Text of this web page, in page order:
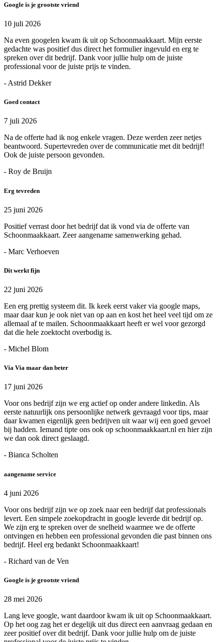
Google is je grootste vriend
10 juli 2026
Na even googelen kwam ik uit op Schoonmaakkaart. Mijn eerste
gedachte was positief dus direct het formulier ingevuld en erg te
spreken over dit bedrijf. Dank voor jullie hulp om de juiste
professional voor de juiste prijs te vinden.
- Astrid Dekker
Goed contact
7 juli 2026
Na de offerte had ik nog enkele vragen. Deze werden zeer netjes
beantwoord. Supertevreden over de communicatie met dit bedrijf!
Ook de juiste persoon gevonden.
- Roy de Bruijn
Erg tevreden
25 juni 2026
Positief verrast door het bedrijf dat ik vond via de offerte van
Schoonmaakkaart. Zeer aangename samenwerking gehad.
- Marc Verhoeven
Dit werkt fijn
22 juni 2026
Een erg prettig systeem dit. Ik keek eerst vaker via google maps,
maar daar kun je ook niet van op aan en kost het heel veel tijd om ze
allemaal af te mailen. Schoonmaakkaart heeft er wel voor gezorgd
dat die hele zoektocht overbodig is.
- Michel Blom
Via Via maar dan beter
17 juni 2026
Voor ons bedrijf zijn we erg actief op onder andere linkedin. Als
eerste natuurlijk ons persoonlijke netwerk gevraagd voor tips, maar
daar kwamen eigenlijk geen bedrijven uit waar wij een goed gevoel
bij hadden. Iemand tipte ons ook op schoonmaakkaart.nl en hier zijn
we dan ook direct geslaagd.
- Bianca Scholten
aangename service
4 juni 2026
Voor ons bedrijf zijn we op zoek naar een bedrijf dat professionals
levert. Een simpele zoekopdracht in google leverde dit bedrijf op.
We zijn erg te spreken over de snelheid waarmee we de offerte
ontvingen en hebben een professional gevonden die past binnen ons
bedrijf. Heel erg bedankt Schoonmaakkaart!
- Richard van de Ven
Google is je grootste vriend
28 mei 2026
Lang leve google, want daardoor kwam ik uit op Schoonmaakkaart.
Op het oog zag het er degelijk uit dus direct een aanvraag gedaan en
zeer positief over dit bedrijf. Dank voor jullie hulp om de juiste